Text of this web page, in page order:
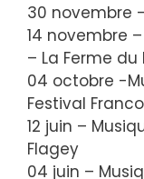
30 novembre
14 novembre
– La Ferme
04 octobre -
Festival
12 juin –
Flagey
04 juin –